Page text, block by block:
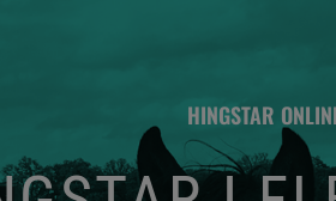
HINGSTAR